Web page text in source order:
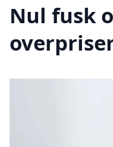
Nul fusk